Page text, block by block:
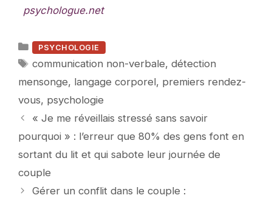
psychologue.net
Catégories
PSYCHOLOGIE
Étiquettes
communication non-verbale,détection
mensonge, langage corporel, premiers rendez-
vous, psychologie
« Je me réveillais stressé sans savoir
pourquoi » : l’erreur que 80% des gens font en
sortant du lit et qui sabote leur journée de
couple
Gérer un conflit dans le couple :